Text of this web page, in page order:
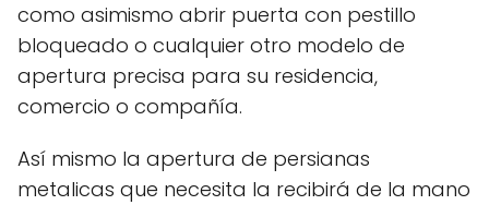
como asimismo abrir puerta con pestillo
bloqueado o cualquier otro modelo de
apertura precisa para su residencia,
comercio o compañía.
Así mismo la apertura de persianas
metalicas que necesita la recibirá de la mano